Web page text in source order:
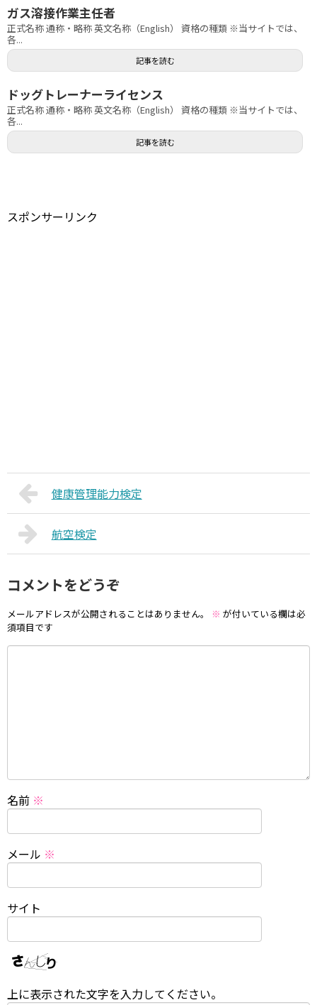
ガス溶接作業主任者
正式名称 通称・略称 英文名称（English） 資格の種類 ※当サイトでは、
各...
記事を読む
ドッグトレーナーライセンス
正式名称 通称・略称 英文名称（English） 資格の種類 ※当サイトでは、
各...
記事を読む
スポンサーリンク
健康管理能力検定
航空検定
コメントをどうぞ
メールアドレスが公開されることはありません。 ※ が付いている欄は必
須項目です
名前 ※
メール ※
サイト
上に表示された文字を入力してください。